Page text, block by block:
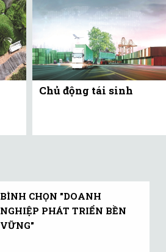
Chủ động tái sinh
BÌNH CHỌN "DOANH
NGHIỆP PHÁT TRIỂN BỀN
VỮNG"